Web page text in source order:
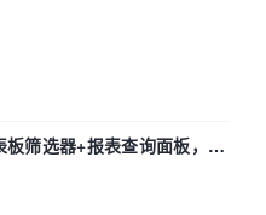
筛选器+报表查询面板，参